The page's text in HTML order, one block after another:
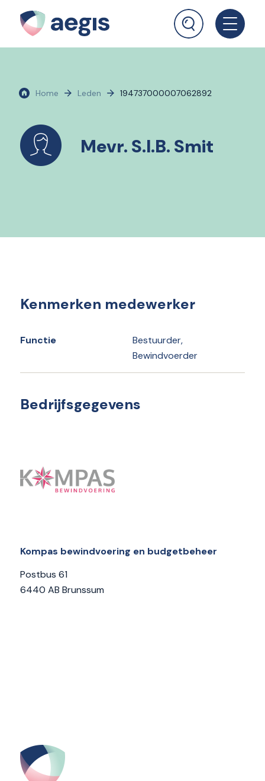
Home Leden 194737000007062892
Mevr. S.I.B. Smit
Kenmerken medewerker
Functie
Bestuurder,
Bewindvoerder
Bedrijfsgegevens
Kompas bewindvoering en budgetbeheer
Postbus 61
6440 AB Brunssum